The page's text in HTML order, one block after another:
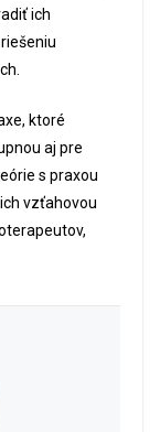
ich
ktoré
aj pre
s praxou
vzťahovou